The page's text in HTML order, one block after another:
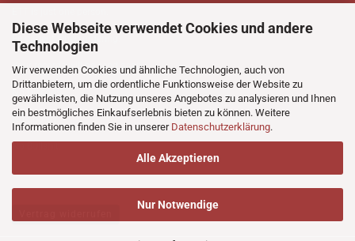
Diese Webseite verwendet Cookies und andere
Technologien
Wir verwenden Cookies und ähnliche Technologien, auch von
Drittanbietern, um die ordentliche Funktionsweise der Website zu
gewährleisten, die Nutzung unseres Angebotes zu analysieren und Ihnen
ein bestmögliches Einkaufserlebnis bieten zu können. Weitere
Informationen finden Sie in unserer Datenschutzerklärung.
Alle Akzeptieren
Nur Notwendige
Be patient when ordering.
Your records will be send asap.
No Discogs.
No Spotify.
No Bullshit.